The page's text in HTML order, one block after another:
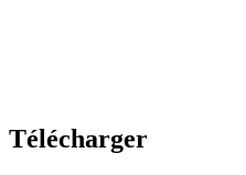
Télécharger